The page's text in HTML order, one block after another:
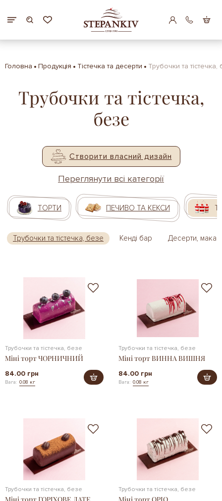
Головна Продукція Тістечка та десерти Трубочки та тістечка,
Трубочки та тістечка,
безе
Створити власний дизайн
Переглянути всі категорії
ТОРТИ ПЕЧИВО ТА КЕКСИ
Трубочки та тістечка, безе Кенді бар Десерти,
Трубочки та тістечка, безе
Міні торт ЧОРНИЧНИЙ
84.00 грн
Вага: 0.08 кг
Трубочки та тістечка, безе
Міні торт ВИННА ВИШНЯ
84.00 грн
Вага: 0.08 кг
Трубочки та тістечка, безе Трубочки та тістечка, безе